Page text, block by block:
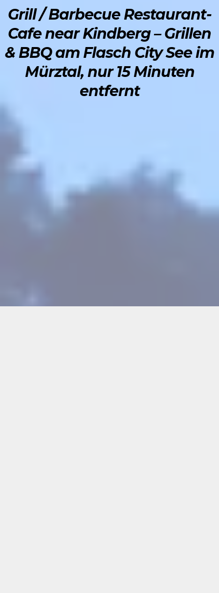
Grill / Barbecue Restaurant-
Cafe near Kindberg – Grillen
& BBQ am Flasch City See im
Mürztal, nur 15 Minuten
entfernt